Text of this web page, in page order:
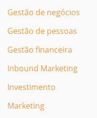
Gestão de negócios
Gestão de pessoas
Gestão financeira
Inbound Marketing
Investimento
Marketing